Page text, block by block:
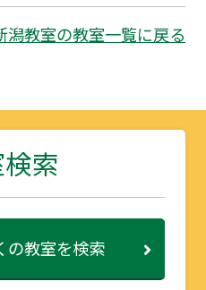
潟教室の教室一覧に戻る
索
の教室を検索